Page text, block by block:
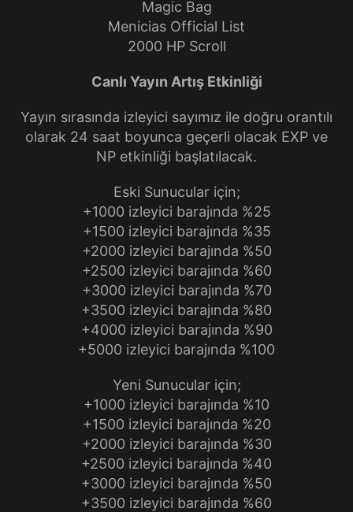
Magic Bag
Menicias Official List
2000 HP Scroll
Canlı Yayın Artış Etkinliği
Yayın sırasında izleyici sayımız ile doğru orantılı
olarak 24 saat boyunca geçerli olacak EXP ve
NP etkinliği başlatılacak.
Eski Sunucular için;
+1000 izleyici barajında %25
+1500 izleyici barajında %35
+2000 izleyici barajında %50
+2500 izleyici barajında %60
+3000 izleyici barajında %70
+3500 izleyici barajında %80
+4000 izleyici barajında %90
+5000 izleyici barajında %100
Yeni Sunucular için;
+1000 izleyici barajında %10
+1500 izleyici barajında %20
+2000 izleyici barajında %30
+2500 izleyici barajında %40
+3000 izleyici barajında %50
+3500 izleyici barajında %60